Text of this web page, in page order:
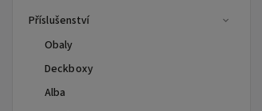
Příslušenství
Obaly
Deckboxy
Alba